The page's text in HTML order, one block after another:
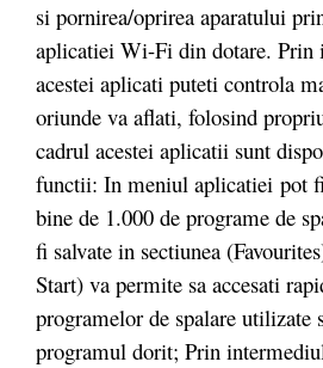
si pornirea/oprirea aparatului
aplicatiei Wi-Fi din dotare. Prin
acestei aplicati puteti controla
oriunde va aflati, folosind
cadrul acestei aplicatii sunt
functii: In meniul aplicatiei pot
bine de 1.000 de programe de
fi salvate in sectiunea
Start) va permite sa accesati
programelor de spalare utilizate
programul dorit; Prin